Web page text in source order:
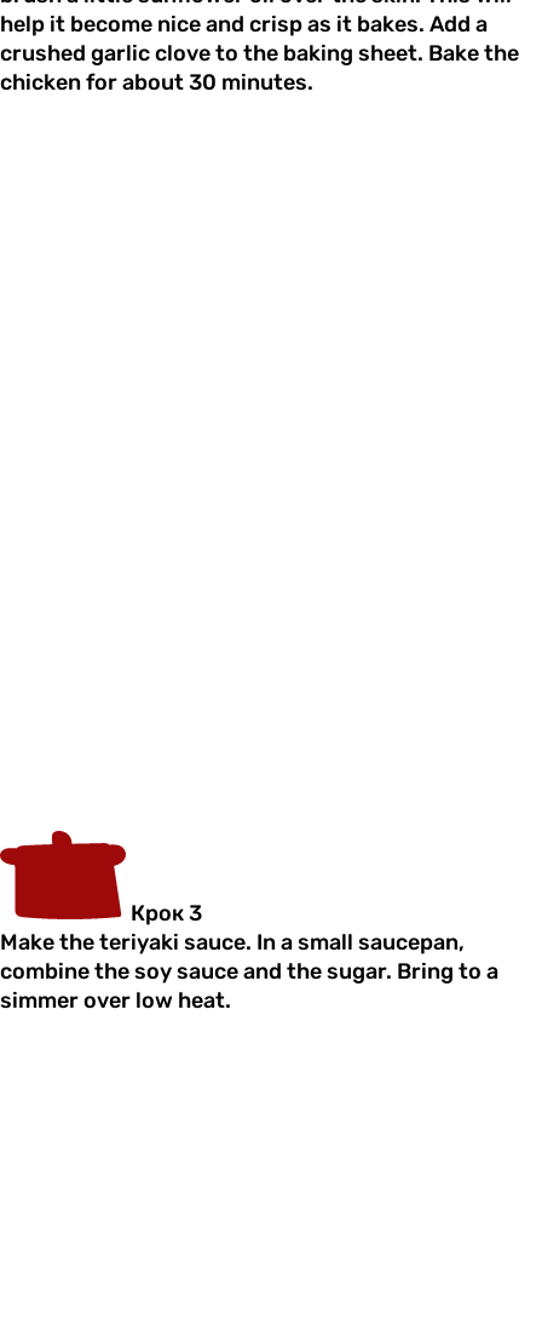
help it become nice and crisp as it bakes. Add a
crushed garlic clove to the baking sheet. Bake the
chicken for about 30 minutes.
Крок 3
Make the teriyaki sauce. In a small saucepan,
combine the soy sauce and the sugar. Bring to a
simmer over low heat.